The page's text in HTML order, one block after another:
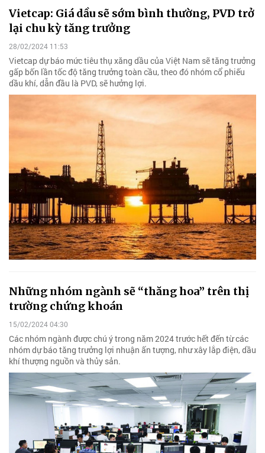
Vietcap: Giá dầu sẽ sớm bình thường, PVD trở
lại chu kỳ tăng trưởng
28/02/2024 11:53
Vietcap dự báo mức tiêu thụ xăng dầu của Việt Nam sẽ tăng trưởng
gấp bốn lần tốc độ tăng trưởng toàn cầu, theo đó nhóm cổ phiếu
dầu khí, dẫn đầu là PVD, sẽ hưởng lợi.
Những nhóm ngành sẽ “thăng hoa” trên thị
trường chứng khoán
15/02/2024 04:30
Các nhóm ngành được chú ý trong năm 2024 trước hết đến từ các
nhóm dự báo tăng trưởng lợi nhuận ấn tượng, như xây lắp điện, dầu
khí thượng nguồn và thủy sản.